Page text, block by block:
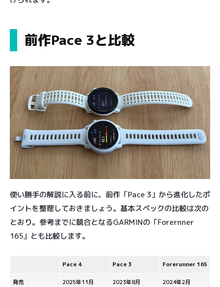
前作Pace 3と比較
使い勝手の解説に入る前に、前作「Pace 3」から進化したポ
イントを整理しておきましょう。基本スペックの比較は次の
とおり。参考までに競合となるGARMINの「Forernner
165」とも比較します。
Pace 4 Pace 3 Forerunner 165
発売 2025年11月 2023年8月 2024年2月